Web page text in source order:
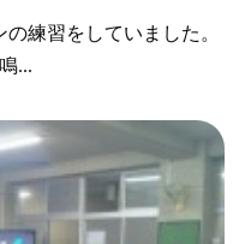
練習をしていました。
...